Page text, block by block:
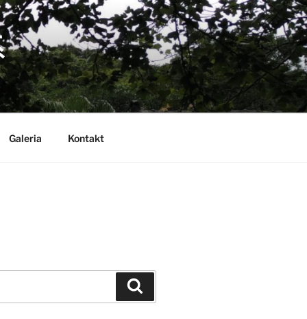
Galeria Kontakt